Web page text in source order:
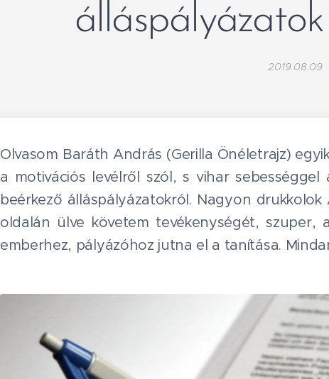
2019.08.09
Olvasom Baráth András (Gerilla Önéletrajz)
a motivációs levélről szól, s vihar
beérkező álláspályázatokról. Nagyon
oldalán ülve követem tevékenységét, szuper,
emberhez, pályázóhoz jutna el a tanítása.